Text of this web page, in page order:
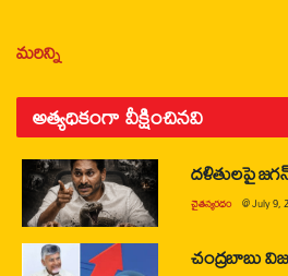
మరిన్ని
అత్యధికంగా వీక్షించినవి
దళితులపై
చైతన్యరధం @July 9,
చంద్రబాబు